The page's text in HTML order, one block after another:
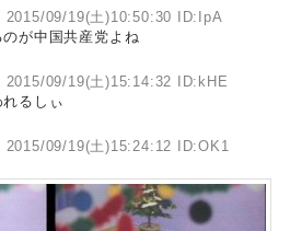
2015/09/19(土)10:50:30 ID:IpA
が中国共産党よね
2015/09/19(土)15:14:32 ID:kHE
るしぃ
2015/09/19(土)15:24:12 ID:OK1